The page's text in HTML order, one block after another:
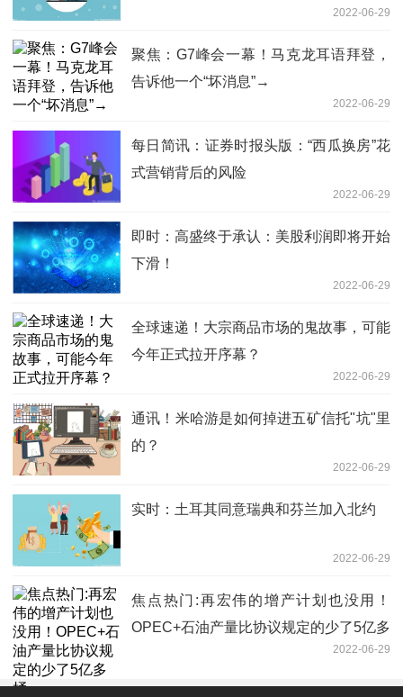
2022-06-29
聚焦：G7峰会一幕！马克龙耳语拜登，
告诉他一个“坏消息”→
2022-06-29
每日简讯：证券时报头版：“西瓜换房”花
式营销背后的风险
2022-06-29
即时：高盛终于承认：美股利润即将开始
下滑！
2022-06-29
全球速递！大宗商品市场的鬼故事，可能
今年正式拉开序幕？
2022-06-29
通讯！米哈游是如何掉进五矿信托"坑"里
的？
2022-06-29
实时：土耳其同意瑞典和芬兰加入北约
2022-06-29
焦点热门:再宏伟的增产计划也没用！
OPEC+石油产量比协议规定的少了5亿多
2022-06-29